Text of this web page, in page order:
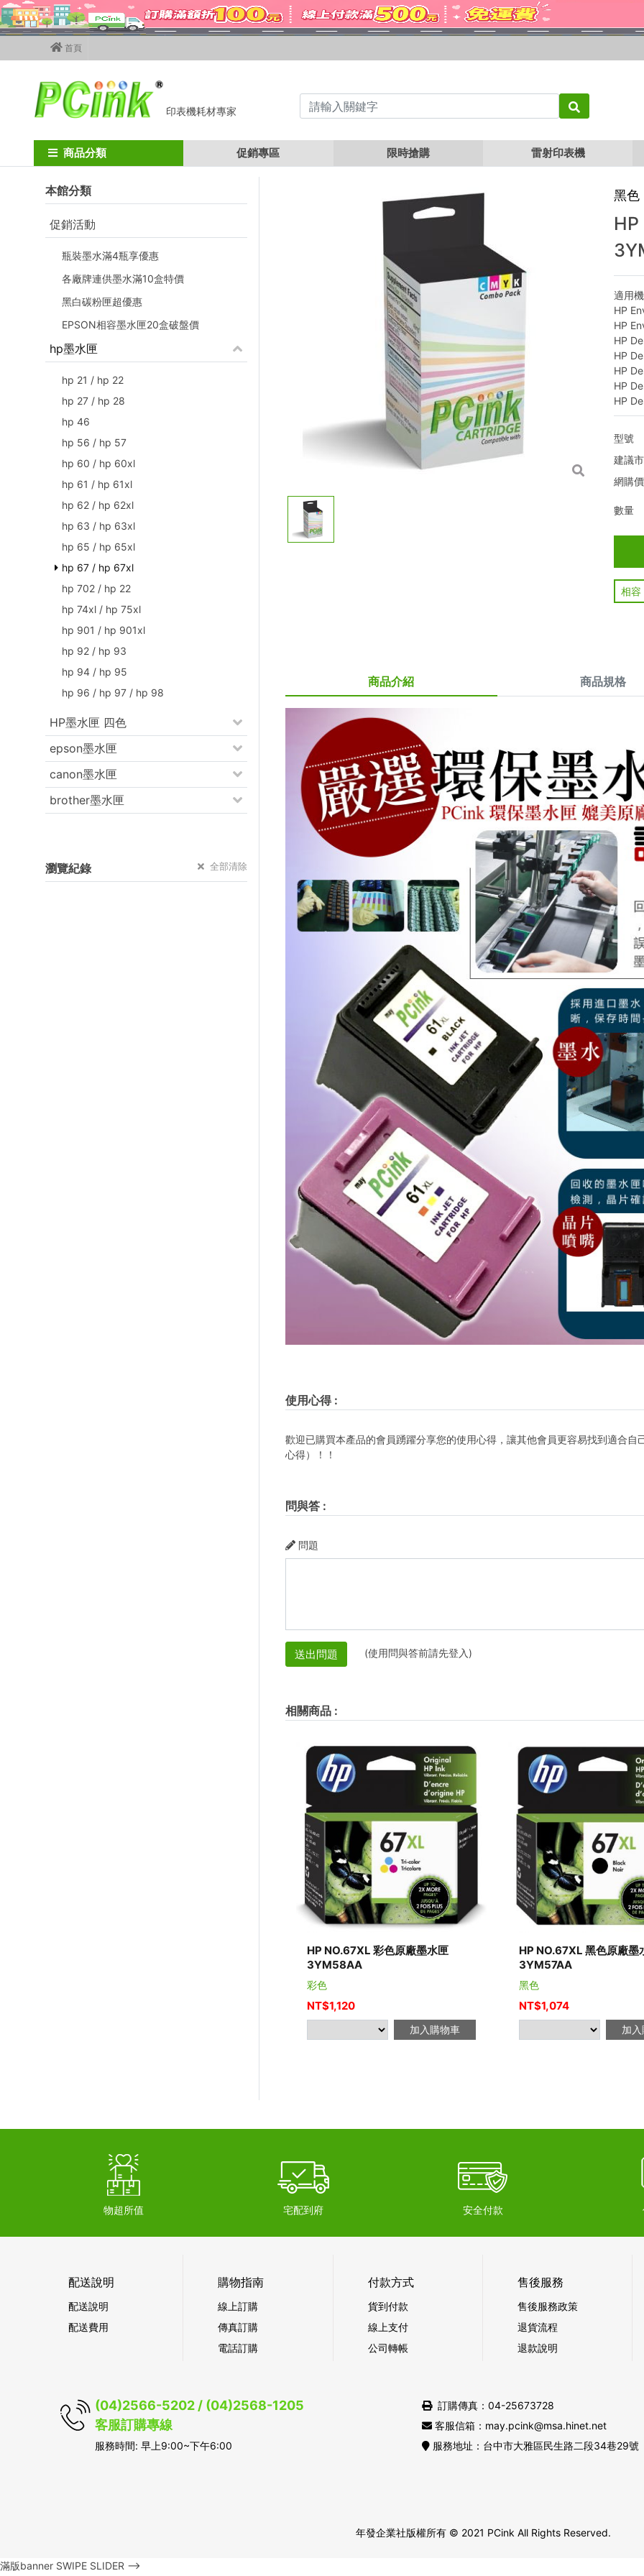
首頁
印表機耗材專家
商品分類 促銷專區 限時搶購 雷射印表機
Home 墨水匣 HP NO.67XL 環保墨水匣 (4黑+2彩) 3YM57AA 3YM58AA
本館分類
促銷活動
瓶裝墨水滿4瓶享優惠
各廠牌連供墨水滿10盒特價
黑白碳粉匣超優惠
EPSON相容墨水匣20盒破盤價
hp墨水匣
hp 21 / hp 22
hp 27 / hp 28
hp 46
hp 56 / hp 57
hp 60 / hp 60xl
hp 61 / hp 61xl
hp 62 / hp 62xl
hp 63 / hp 63xl
hp 65 / hp 65xl
hp 67 / hp 67xl
hp 702 / hp 22
hp 74xl / hp 75xl
hp 901 / hp 901xl
hp 92 / hp 93
hp 94 / hp 95
hp 96 / hp 97 / hp 98
HP墨水匣 四色
epson墨水匣
canon墨水匣
brother墨水匣
瀏覽紀錄 全部清除
黑色
適用
HP
HP
HP
HP
HP
HP
HP
型號
建議
網購價
數量
相容
商品介紹 商品規格
使用心得:
歡迎已購買本產品的會員踴躍分享您的使用心得，讓其他會員更容易找到適合
心得）！！
問與答:
問題
送出問題 (使用問與答前請先登入)
相關商品:
HP NO.67XL 彩色原廠墨水匣
3YM58AA
彩色
NT$1,120
加入購物車
HP NO.67XL 黑色原廠墨
3YM57AA
黑色
NT$1,074
加
物超所值 宅配到府 安全付款
配送說明
配送說明
配送費用
購物指南
線上訂購
傳真訂購
電話訂購
付款方式
貨到付款
線上支付
公司轉帳
售後服務
售後服務政策
退貨流程
退款說明
(04)2566-5202 / (04)2568-1205
客服訂購專線
服務時間: 早上9:00~下午6:00
訂購傳真：04-25673728
客服信箱：may.pcink@msa.hinet.net
服務地址：台中市大雅區民生路二段34巷29號
年發企業社版權所有 © 2021 PCink All Rights Reserved.
滿版banner SWIPE SLIDER -->